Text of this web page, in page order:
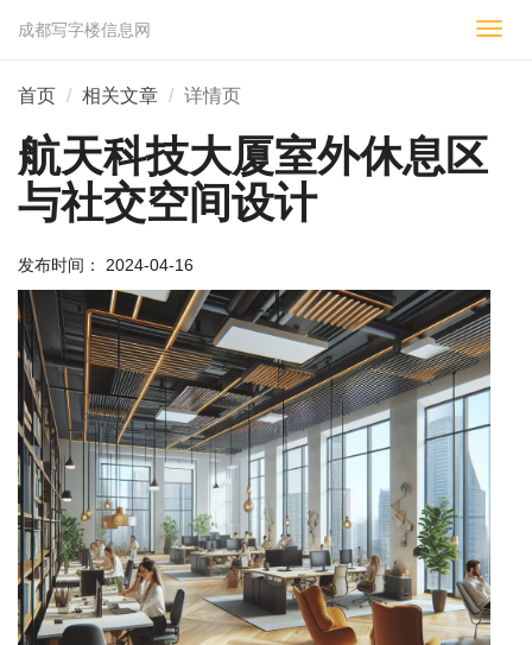
切
成都写字楼信息网
首页 相关文章 详情页
航天科技大厦室外休息区
与社交空间设计
发布时间： 2024-04-16